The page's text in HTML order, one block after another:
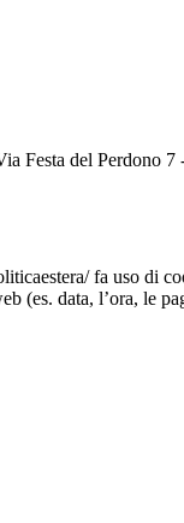
Festa del Perdono 7
fa uso di
(es. data, l’ora, le